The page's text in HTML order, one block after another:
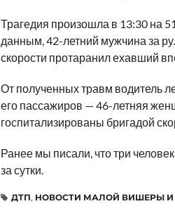
Трагедия произошла в 13:30 на
данным, 42-летний мужчина за
скорости протаранил ехавший
От полученных травм водитель
его пассажиров — 46-летняя
госпитализированы бригадой
Ранее мы писали, что три
за сутки.
ДТП, НОВОСТИ МАЛОЙ ВИШЕРЫ